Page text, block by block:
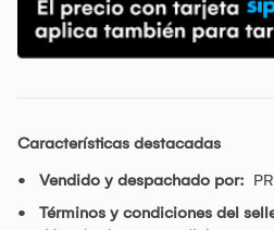
Características destacadas
Vendido y despachado por:
Términos y condiciones del